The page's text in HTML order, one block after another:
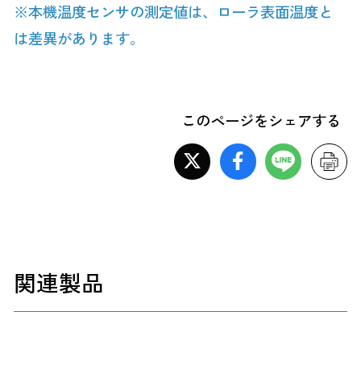
※本機温度センサの測定値は、ローラ表面温度と
は差異があります。
このページをシェアする
関連製品